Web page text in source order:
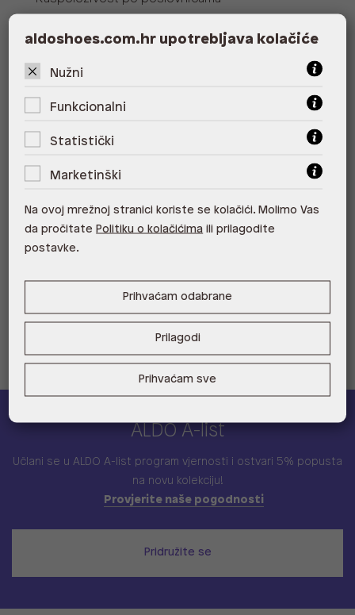
Zagreb
ALDO, City Center One West
10000 Zagreb
ALDO, Arena Centar 10020 Zagreb
ALDO, Mall of Split Split
ALDO, City Center One Split 21000
Split
ALDO, Supernova Zadar Zadar
ALDO A-list
Učlani se u ALDO A-list program vjernosti i ostvari 5% popusta
na novu kolekciju!
Provjerite naše pogodnosti
Pridružite se
aldoshoes.com.hr upotrebljava kolačiće
Nužni
Funkcionalni
Statistički
Marketinški
Na ovoj mrežnoj stranici koriste se kolačići. Molimo Vas
da pročitate Politiku o kolačićima ili prilagodite
postavke.
Prihvaćam odabrane
Prilagodi
Prihvaćam sve